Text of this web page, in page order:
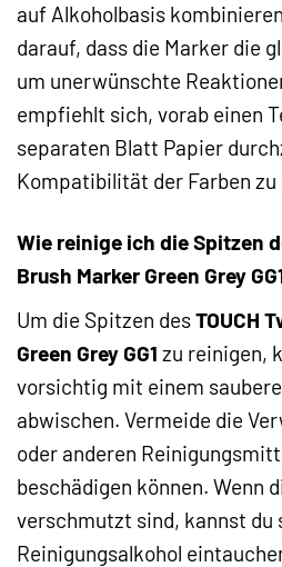
auf Alkoholbasis
darauf, dass die Marker die
um unerwünschte
empfiehlt sich, vorab einen
separaten Blatt Papier
Kompatibilität der Farben
Wie reinige ich die Spitzen
Brush Marker Green Grey
Um die Spitzen desTOUCH
Green Grey GG1 zu reinigen,
vorsichtig mit einem
abwischen. Vermeide die
oder anderen
beschädigen können. Wenn
verschmutzt sind, kannst du
Reinigungsalkohol